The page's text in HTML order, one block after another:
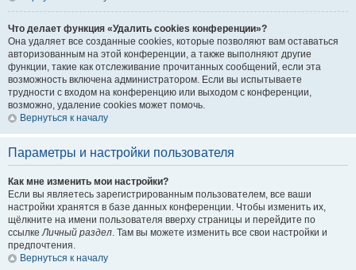
Что делает функция «Удалить cookies конференции»?
Она удаляет все созданные cookies, которые позволяют вам оставаться
авторизованным на этой конференции, а также выполняют другие
функции, такие как отслеживание прочитанных сообщений, если эта
возможность включена администратором. Если вы испытываете
трудности с входом на конференцию или выходом с конференции,
возможно, удаление cookies может помочь.
Вернуться к началу
Параметры и настройки пользователя
Как мне изменить мои настройки?
Если вы являетесь зарегистрированным пользователем, все ваши
настройки хранятся в базе данных конференции. Чтобы изменить их,
щёлкните на имени пользователя вверху страницы и перейдите по
ссылкеЛичный раздел. Там вы можете изменить все свои настройки и
предпочтения.
Вернуться к началу